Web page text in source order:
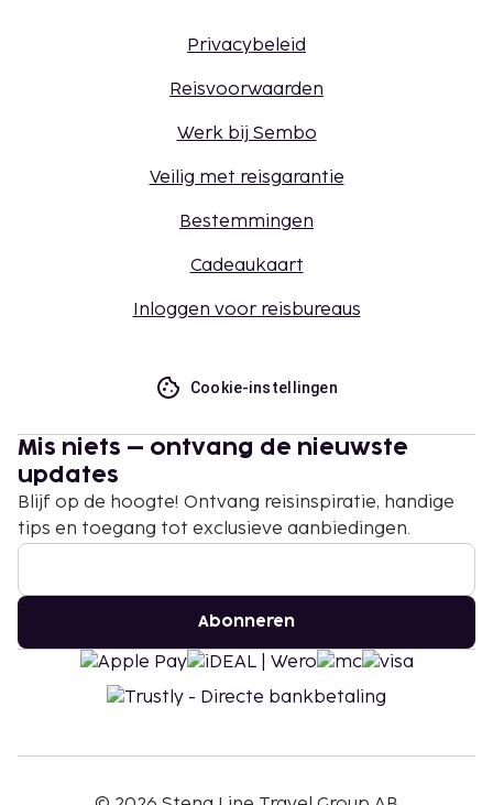
Privacybeleid
Reisvoorwaarden
Werk bij Sembo
Veilig met reisgarantie
Bestemmingen
Cadeaukaart
Inloggen voor reisbureaus
Cookie-instellingen
Mis niets – ontvang de nieuwste
updates
Blijf op de hoogte! Ontvang reisinspiratie, handige
tips en toegang tot exclusieve aanbiedingen.
Abonneren